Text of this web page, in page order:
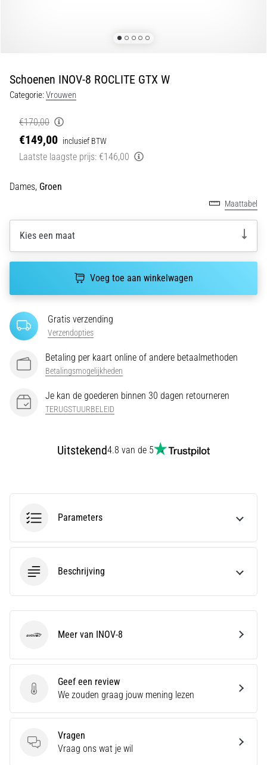
Hardlopersknie,
ook
wel
als
het
iliotibiale
is
zeer
veelvoorkomend
•
Hardloopschoenen
met
meer
demping
zijn
de
meer
Ontdek
met
de
weg
trails
Toon
artikelen
Schoenen INOV-8 ROCLITE GTX W
Categorie:Vrouwen
€170,00
€149,00 inclusief BTW
Laatste laagste prijs: €146,00
Dames, Groen
Maattabel
Kies een maat
Voeg toe aan winkelwagen
Gratis verzending
Verzendopties
Betaling per kaart online of andere betaalmethoden
Betalingsmogelijkheden
Je kan de goederen binnen 30 dagen retourneren
TERUGSTUURBELEID
Uitstekend4.8 van de 5
Parameters
Beschrijving
Geef een review
Geef een review
We zouden graag jouw mening lezen
Vragen
Vragen
Vraag ons wat je wil
INOV-8Meer van INOV-8